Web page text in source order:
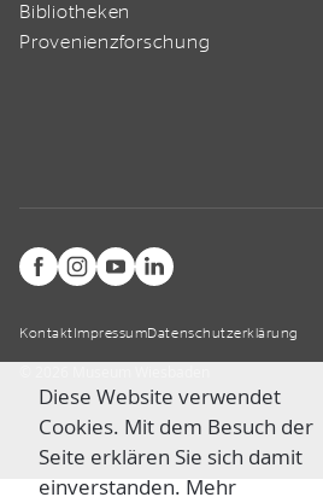
Bibliotheken
Provenienzforschung
KontaktImpressumDatenschutzerklärung
Diese Website verwendet
Cookies. Mit dem Besuch der
Seite erklären Sie sich damit
einverstanden. Mehr